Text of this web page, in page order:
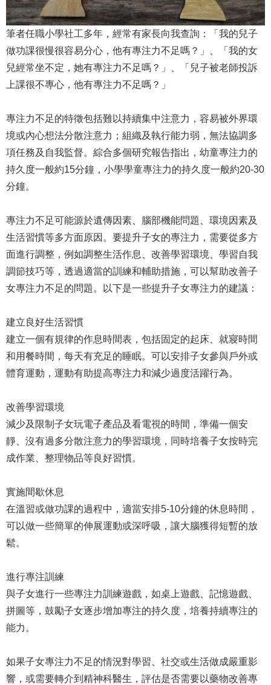
筆者任職小學社工多年，經常有家長向我查詢：「我的兒子
做功課很慢很容易分心，他有專注力不足嗎？」、「我的女
兒經常坐不定，她有專注力不足嗎？」、「兒子被老師投訴
上課很不專心，他有專注力不足嗎？」
專注力不足的特徵包括難以持續集中注意力，容易被外界環
境或內心想法分散注意力；組織及執行能力弱，無法協調多
項任務及自我監督。綜合多個研究報告指出，幼童專注力的
持久度一般約15分鐘，小學學童專注力的持久度一般約20-30
分鐘。
專注力不足可能源於遺傳因素、腦部機能問題、環境因素及
生活習慣等多方面原因。要提升子女的專注力，需要從多方
面進行調整，例如調整生活作息、改善學習環境、學習自我
調節技巧等，透過適當的訓練和輔助措施，可以幫助改善子
女專注力不足的問題。以下是一些提升子女專注力的建議：
建立良好生活習慣
建立一個有規律的作息時間表，包括固定的起床、就寢時間
和用餐時間，每天有充足的睡眠。可以安排子女參與戶外或
體育運動，運動有助提高專注力和減少過度活躍行為。
改善學習環境
減少及限制子女玩電子產品及看電視的時間，準備一個安
靜、沒有過多分散注意力的學習環境，同時培養子女按時完
成作業、整理物品等良好習慣。
實施間歇休息
在溫習或做功課的過程中，適當安排5-10分鐘的休息時間，
可以做一些簡單的伸展運動或深呼吸，讓大腦獲得短暫的放
鬆。
進行專注訓練
與子女進行一些專注力訓練遊戲，如桌上遊戲、記憶遊戲、
拼圖等，鼓勵子女逐步增加專注的持久度，培養持續專注的
能力。
如果子女專注力不足的情況對學習、社交或生活做成嚴重影
響，或需要轉介到精神科醫生，評估是否需要以藥物改善專